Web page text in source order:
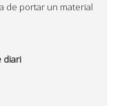
de portar un material
diari